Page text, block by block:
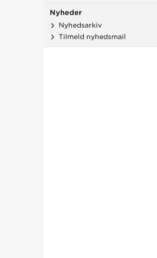
Nyheder
Nyhedsarkiv
Tilmeld nyhedsmail